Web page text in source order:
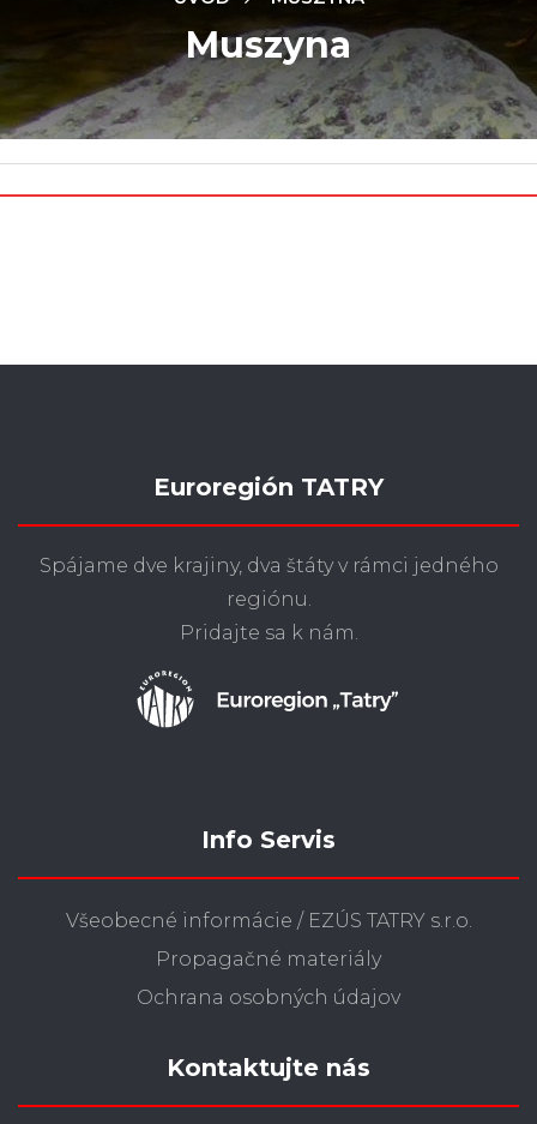
Muszyna
Euroregión TATRY
Spájame dve krajiny, dva štáty v rámci jedného
regiónu.
Pridajte sa k nám.
Info Servis
Všeobecné informácie / EZÚS TATRY s.r.o.
Propagačné materiály
Ochrana osobných údajov
Kontaktujte nás